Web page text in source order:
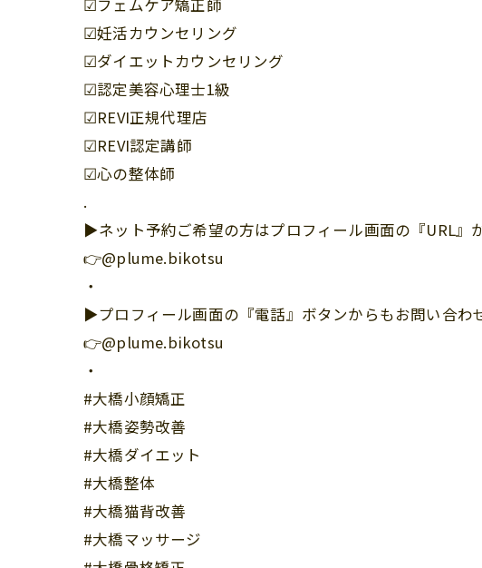
☑︎フェムケア矯正師
☑︎妊活カウンセリング
☑︎ダイエットカウンセリング
☑︎認定美容心理士1級
☑︎REVI正規代理店
☑︎REVI認定講師
☑︎心の整体師
.
▶︎ネット予約ご希望の方はプロフィール画面の『URL』
👉@plume.bikotsu
・
▶︎プロフィール画面の『電話』ボタンからもお問い合わ
👉@plume.bikotsu
・
#大橋小顔矯正
#大橋姿勢改善
#大橋ダイエット
#大橋整体
#大橋猫背改善
#大橋マッサージ